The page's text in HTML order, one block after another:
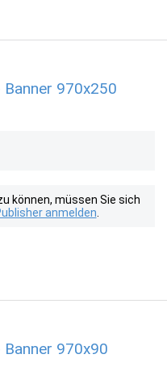
970x250
können, müssen Sie sich
anmelden
970x90